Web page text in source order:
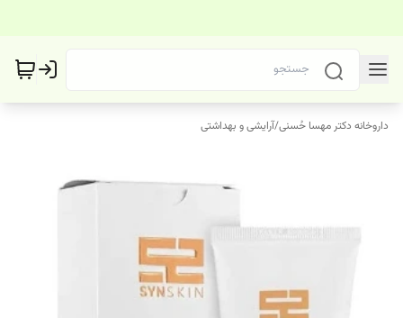
داروخانه دکتر مهسا حُسنی/آرایشی و بهداشتی